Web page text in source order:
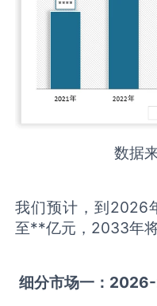
数据
我们预计，到2026
至**亿元，2033年
细分市场一： 2026